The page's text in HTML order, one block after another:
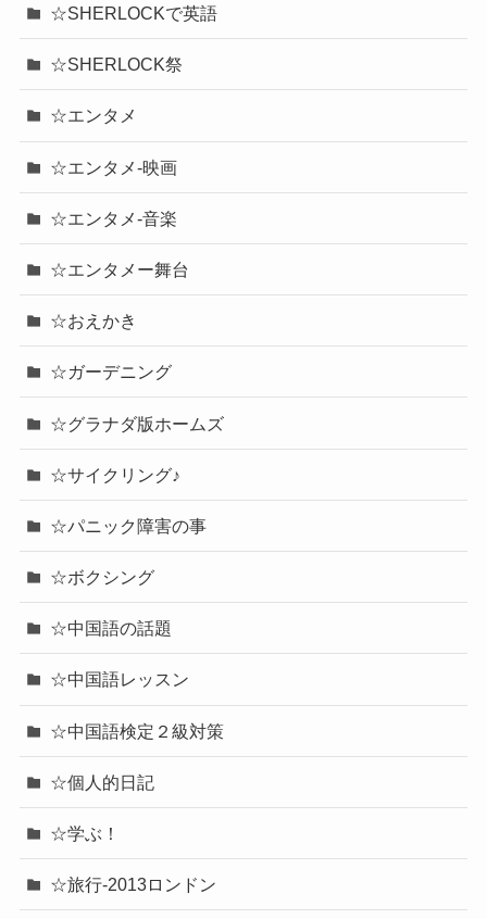
☆SHERLOCKで英語
☆SHERLOCK祭
☆エンタメ
☆エンタメ-映画
☆エンタメ-音楽
☆エンタメー舞台
☆おえかき
☆ガーデニング
☆グラナダ版ホームズ
☆サイクリング♪
☆パニック障害の事
☆ボクシング
☆中国語の話題
☆中国語レッスン
☆中国語検定２級対策
☆個人的日記
☆学ぶ！
☆旅行-2013ロンドン